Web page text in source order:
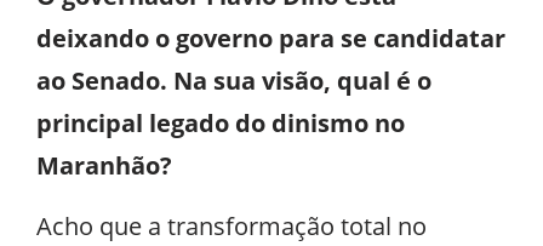
deixando o governo para se candidatar
ao Senado. Na sua visão, qual é o
principal legado do dinismo no
Maranhão?
Acho que a transformação total no